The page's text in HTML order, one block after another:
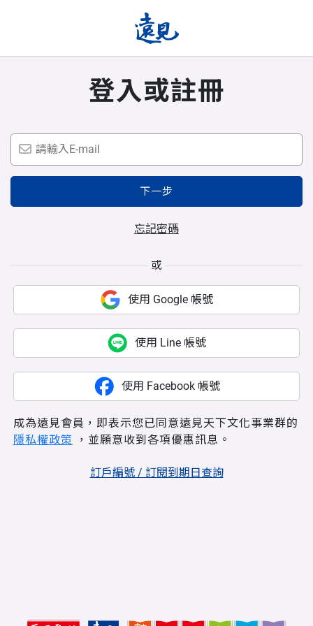
登入或註冊
下一步
忘記密碼
或
使用 Google 帳號
使用 Line 帳號
使用 Facebook 帳號
成為遠見會員，即表示您已同意遠見天下文化事業群的
隱私權政策 ，並願意收到各項優惠訊息。
訂戶編號 / 訂閱到期日查詢